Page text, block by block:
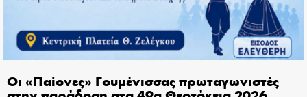
Οι «Παίονες» Γουμένισσας πρωταγωνιστές